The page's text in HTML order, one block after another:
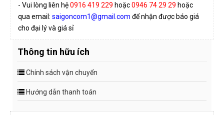
- Vui lòng liên hệ0916 419 229 hoặc0946 74 29 29 hoặc
qua email: saigoncom1@gmail.com để nhận được báo giá
cho đại lý và giá sỉ
Thông tin hữu ích
Chính sách vận chuyển
Hướng dẫn thanh toán